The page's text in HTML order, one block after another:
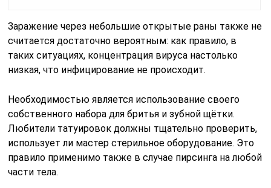
Заражение через небольшие открытые раны также не
считается достаточно вероятным: как правило, в
таких ситуациях, концентрация вируса настолько
низкая, что инфицирование не происходит.
Необходимостью является использование своего
собственного набора для бритья и зубной щётки.
Любители татуировок должны тщательно проверить,
использует ли мастер стерильное оборудование. Это
правило применимо также в случае пирсинга на любой
части тела.